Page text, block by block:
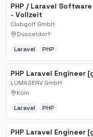
PHP / Laravel
- Vollzeit
Clubgolf GmbH
Düsseldorf
Laravel PHP
PHP Laravel Engineer
LUMASERV GmbH
Köln
Laravel PHP
PHP Laravel Engineer